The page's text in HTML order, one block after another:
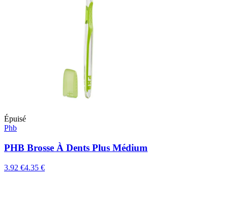
Épuisé
Phb
PHB Brosse À Dents Plus Médium
3.92 €4.35 €